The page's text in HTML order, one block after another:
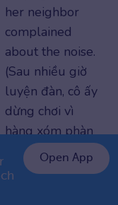
her neighbor
complained
about the noise.
(Sau nhiều giờ
luyện đàn, cô ấy
dừng chơi vì
hàng xóm phàn
nàn.)
stop
799K
Open App